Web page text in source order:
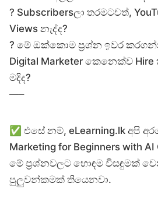
? Subscribersලා තරමටවත්,
Views නැද්ද?
? මේ ඔක්කොම ප්‍රශ්න ඉවර
Digital Marketer කෙනෙක්ව
මදිද?
—–
✅ එසේ නම්, eLearning.lk අපි
Marketing for Beginners with
මේ ප්‍රශ්නවලට හොඳම විසඳුමක්
පුලුවන්කමක් තියෙනවා.